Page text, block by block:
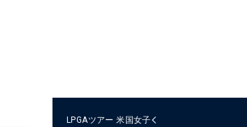
LPGAツアー 米国女子